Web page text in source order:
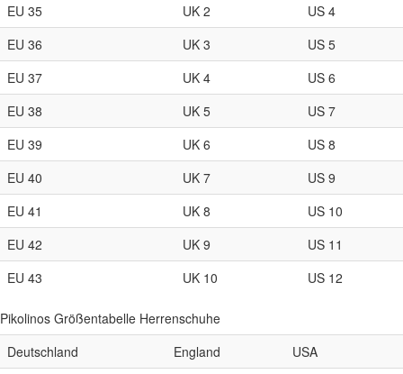
EU 35
UK 2
US 4
EU 36
UK 3
US 5
EU 37
UK 4
US 6
EU 38
UK 5
US 7
EU 39
UK 6
US 8
EU 40
UK 7
US 9
EU 41
UK 8
US 10
EU 42
UK 9
US 11
EU 43
UK 10 US 12
Pikolinos Größentabelle Herrenschuhe
Deutschland
England
USA